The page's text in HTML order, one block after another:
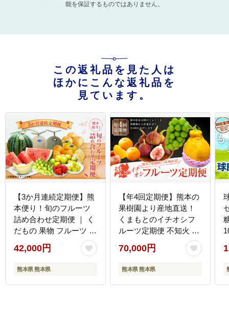
能を保証するものではありません。
この返礼品を見た人は
ほかにこんな返礼品を
見ています。
【3か月連続定期便】熊
本便り！旬のフルーツ
詰め合わせ定期便 ｜ く
だもの 果物 フルーツ 旬
いちご 柑橘 みかん トマ
ト メロン すいか シャイ
ンマスカット 梨 柿 熊本
42,000円
熊本県 熊本県
【年4回定期便】熊本の
果樹園より産地直送！
くまもとのイチオシフ
ルーツ定期便 不知火 い
ちじく シャインマスカ
ット みかん くだもの 果
物 フルーツ しらぬい 柑
チジク 熊本県産 国産
70,000円
熊本県 熊本県